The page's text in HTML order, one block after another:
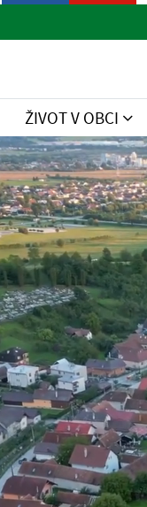
ŽIVOT V OBCI